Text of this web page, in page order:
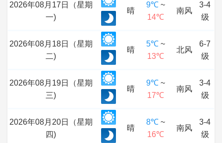
2026年08月17日（星期
一)
晴
9℃ ~
14℃
南风
3-4
级
2026年08月18日（星期
二)
晴
5℃ ~
13℃
北风
6-7
级
2026年08月19日（星期
三)
晴
9℃ ~
17℃
南风
3-4
级
2026年08月20日（星期
四)
晴
8℃ ~
16℃
南风
3-4
级